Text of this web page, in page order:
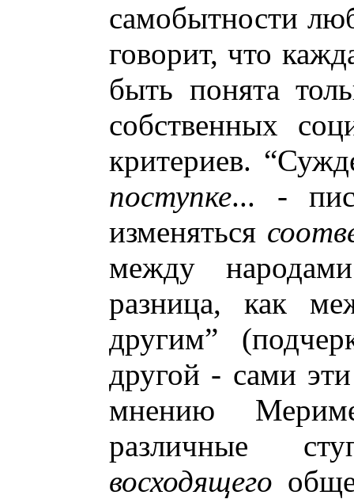
самобытности
говорит, что
быть понята
собственных
критериев.
поступке... -
изменяться
между
разница, как
другим”
другой - сами
мнению
различные
восходящего